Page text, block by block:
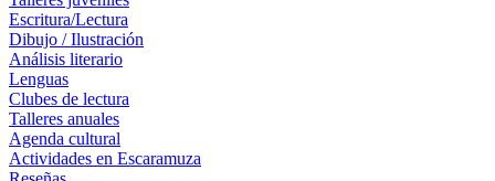
Escritura/Lectura
Dibujo / Ilustración
Análisis literario
Lenguas
Clubes de lectura
Talleres anuales
Agenda cultural
Actividades en Escaramuza